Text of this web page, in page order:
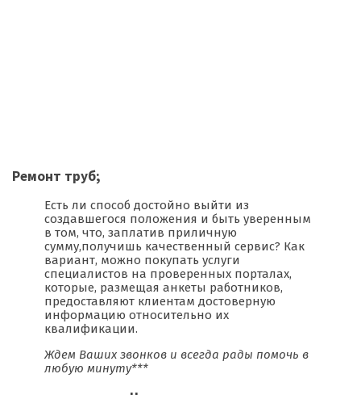
Ремонт труб;
Есть ли способ достойно выйти из
создавшегося положения и быть уверенным
в том, что, заплатив приличную
сумму,получишь качественный сервис? Как
вариант, можно покупать услуги
специалистов на проверенных порталах,
которые, размещая анкеты работников,
предоставляют клиентам достоверную
информацию относительно их
квалификации.
Ждем Ваших звонков и всегда рады помочь в
любую минуту***